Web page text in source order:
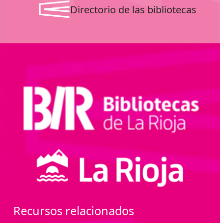
Directorio de las bibliotecas
Recursos relacionados